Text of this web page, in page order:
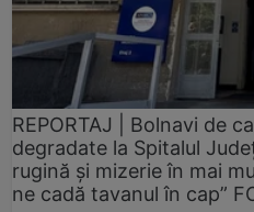
REPORTAJ | Bolnavi de
degradate la Spitalul
rugină și mizerie în mai
ne cadă tavanul în cap”